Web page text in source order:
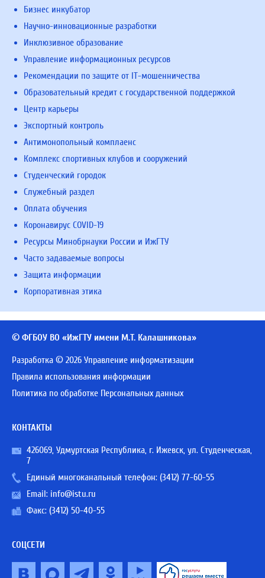
Бизнес инкубатор
Научно-инновационные разработки
Инклюзивное образование
Управление информационных ресурсов
Рекомендации по защите от IT-мошенничества
Образовательный кредит с государственной поддержкой
Центр карьеры
Экспортный контроль
Антимонопольный комплаенс
Комплекс спортивных клубов и сооружений
Студенческий городок
Служебный раздел
Оплата обучения
Коронавирус COVID-19
Ресурсы Минобрнауки России и ИжГТУ
Часто задаваемые вопросы
Защита информации
Корпоративная этика
© ФГБОУ ВО «ИжГТУ имени М.Т. Калашникова»
Разработка © 2026 Управление информатизации
Правила использования информации
Политика по обработке Персональных данных
КОНТАКТЫ
426069, Удмуртская Республика, г. Ижевск, ул. Студенческая,
7
Единый многоканальный телефон: (3412) 77-60-55
Email: info@istu.ru
Факс: (3412) 50-40-55
СОЦСЕТИ